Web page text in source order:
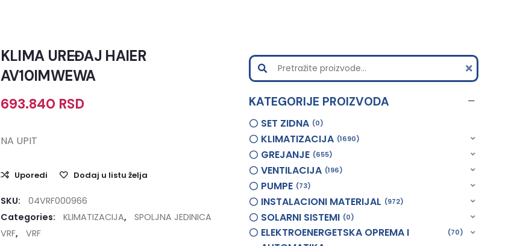
KLIMA UREĐAJ HAIER
AV10IMWEWA
693.840 RSD
NA UPIT
Uporedi Dodaj u listu želja
SKU:
04VRF000966
Categories:
KLIMATIZACIJA,
SPOLJNA JEDINICA
VRF,
VRF
KATEGORIJE PROIZVODA
SET ZIDNA 0
KLIMATIZACIJA 1690
GREJANJE 655
VENTILACIJA 196
PUMPE 73
INSTALACIONI MATERIJAL 972
SOLARNI SISTEMI 0
ELEKTROENERGETSKA OPREMA I
70